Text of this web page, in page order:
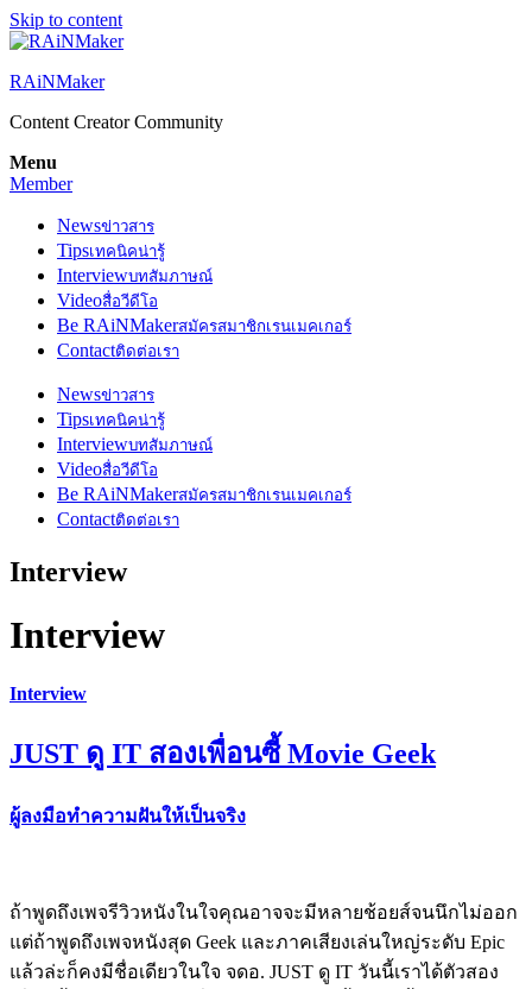
Skip to content
RAiNMaker
Content Creator Community
Menu
Member
Newsข่าวสาร
Tipsเทคนิคน่ารู้
Interviewบทสัมภาษณ์
Videoสื่อวีดีโอ
Be RAiNMakerสมัครสมาชิกเรนเมคเกอร์
Contactติดต่อเรา
Newsข่าวสาร
Tipsเทคนิคน่ารู้
Interviewบทสัมภาษณ์
Videoสื่อวีดีโอ
Be RAiNMakerสมัครสมาชิกเรนเมคเกอร์
Contactติดต่อเรา
Interview
Interview
Interview
JUST ดู IT สองเพื่อนซี้ Movie Geek
ผู้ลงมือทำความฝันให้เป็นจริง
ถ้าพูดถึงเพจรีวิวหนังในใจคุณอาจจะมีหลายช้อยส์จนนึกไม่ออก
แต่ถ้าพูดถึงเพจหนังสุด Geek และภาคเสียงเล่นใหญ่ระดับ Epic
แล้วล่ะก็คงมีชื่อเดียวในใจ จดอ. JUST ดู IT วันนี้เราได้ตัวสอง